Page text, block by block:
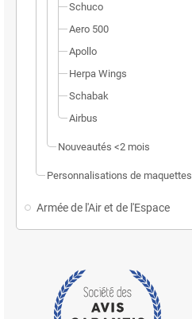
Schuco
Aero 500
Apollo
Herpa Wings
Schabak
Airbus
Nouveautés <2 mois
Personnalisations de maquettes
Armée de l'Air et de l'Espace